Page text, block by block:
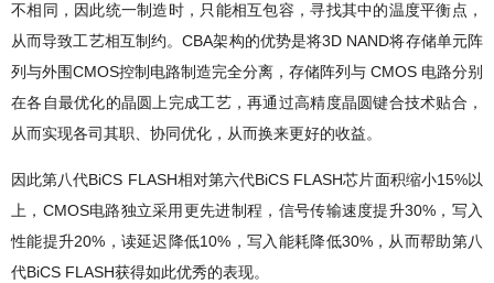
不相同，因此统一制造时，只能相互包容，寻找其中的温度平衡点，
从而导致工艺相互制约。CBA架构的优势是将3D NAND将存储单元阵
列与外围CMOS控制电路制造完全分离，存储阵列与 CMOS 电路分别
在各自最优化的晶圆上完成工艺，再通过高精度晶圆键合技术贴合，
从而实现各司其职、协同优化，从而换来更好的收益。
因此第八代BiCS FLASH相对第六代BiCS FLASH芯片面积缩小15%以
上，CMOS电路独立采用更先进制程，信号传输速度提升30%，写入
性能提升20%，读延迟降低10%，写入能耗降低30%，从而帮助第八
代BiCS FLASH获得如此优秀的表现。